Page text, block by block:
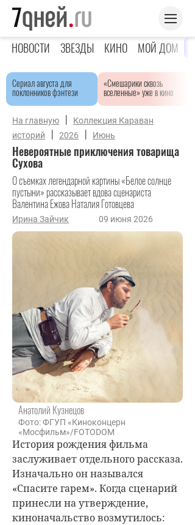
НОВОСТИ ЗВЕЗДЫ КИНО МОЙ ДОМ
Сериал августа для
поклонников фэнтези
«Смешарики сквозь
вселенные» уже в кино
На главную |
Коллекция Караван
историй
| 2026 | Июнь
Невероятные приключения товарища
Сухова
О съемках легендарной картины «Белое солнце
пустыни» рассказывает вдова сценариста
Валентина Ежова Наталия Готовцева
Ирина Зайчик 09 июня 2026
Анатолий Кузнецов
Фото: ФГУП «Киноконцерн
«Мосфильм»/FOTODOM
История рождения фильма
заслуживает отдельного рассказа.
Изначально он назывался
«Спасите гарем». Когда сценарий
принесли на утверждение,
киноначальство возмутилось: